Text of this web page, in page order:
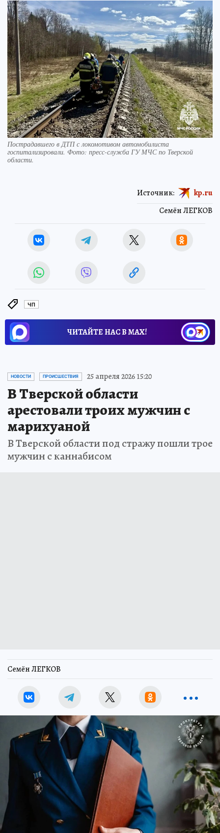
Пострадавшего в ДТП с локомотивом автомобилиста
госпитализировали. Фото: пресс-служба ГУ МЧС по Тверской
области.
Семён ЛЕГКОВ
Источник: kp.ru
ЧП
ЧИТАЙТЕ НАС В МАХ!
НОВОСТИ ПРОИСШЕСТВИЯ 25 апреля 2026 15:20
В Тверской области
арестовали троих мужчин с
марихуаной
В Тверской области под стражу пошли трое
мужчин с каннабисом
Семён ЛЕГКОВ